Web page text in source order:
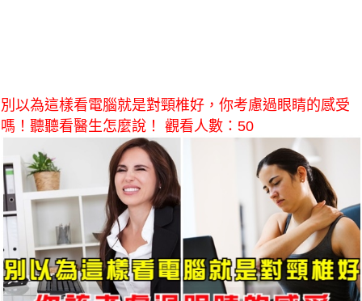
別以為這樣看電腦就是對頸椎好，你考慮過眼睛的感受
嗎！聽聽看醫生怎麼說！ 觀看人數：50